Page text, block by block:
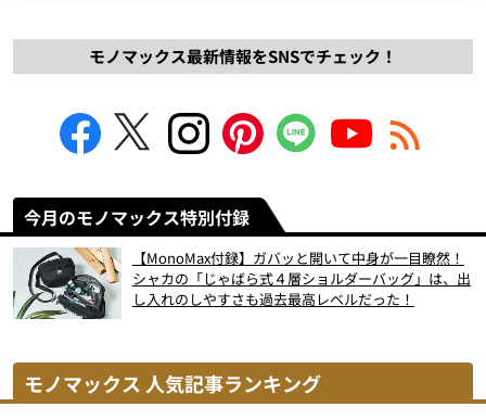
モノマックス最新情報をSNSでチェック！
今月のモノマックス特別付録
【MonoMax付録】ガバッと開いて中身が一目瞭然！
シャカの「じゃばら式４層ショルダーバッグ」は、出
し入れのしやすさも過去最高レベルだった！
モノマックス 人気記事ランキング